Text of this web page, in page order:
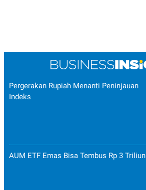
Pergerakan Rupiah Menanti Peninjauan
Indeks
AUM ETF Emas Bisa Tembus Rp 3 Triliun